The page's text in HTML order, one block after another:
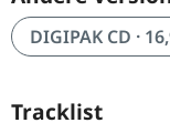
DIGIPAK CD ·
Tracklist